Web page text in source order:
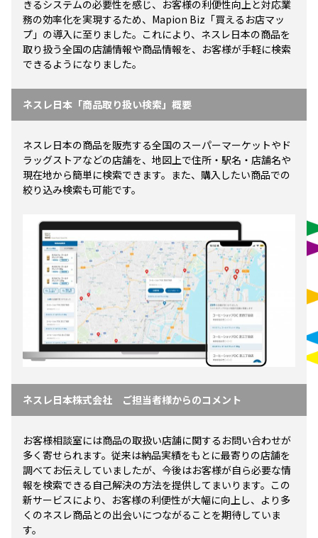
きるシステムの必要性を感じ、お客様の利便性向上と対応業
務の効率化を実現するため、Mapion Biz「買えるお店マッ
プ」の導入に至りました。これにより、ネスレ日本の商品を
取り扱う全国の店舗情報や商品情報を、お客様が手軽に検索
できるようになりました。
ネスレ日本「商品取り扱い検索」概要
ネスレ日本の商品を販売する全国のスーパーマーケットやド
ラッグストアなどの店舗を、地図上で住所・駅名・店舗名や
現在地から簡単に検索できます。また、購入したい商品での
絞り込み検索も可能です。
ネスレ日本株式会社 ご担当者様からのコメント
お客様相談室には商品の取扱い店舗に関するお問い合わせが
多く寄せられます。従来は納品実績をもとに最寄りの店舗を
調べてお伝えしていましたが、今後はお客様が自ら必要な情
報を検索できる自己解決の方法を提供してまいります。この
新サービスにより、お客様の利便性が大幅に向上し、より多
くのネスレ商品との出会いにつながることを期待していま
す。